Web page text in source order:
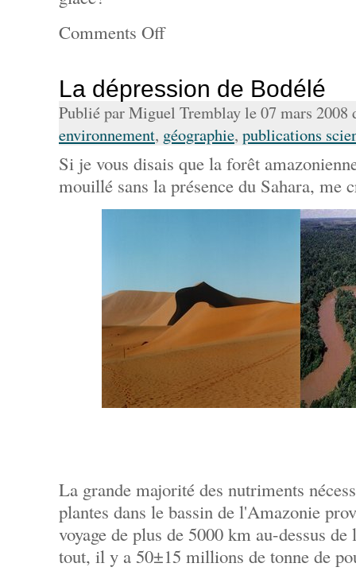
Comments Off
La dépression de Bodélé
Publié par Miguel Tremblay le 07 mars 2008
environnement, géographie, publications
Si je vous disais que la forêt
mouillé sans la présence du Sahara, me
La grande majorité des nutriments
plantes dans le bassin de l'Amazonie
voyage de plus de 5000 km au-dessus
tout, il y a 50±15 millions de tonne de